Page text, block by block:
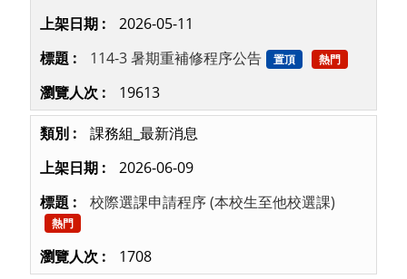
2026-05-11
114-3 暑期重補修程序公告
置頂 熱門
19613
課務組_最新消息
2026-06-09
校際選課申請程序 (本校生至他校選課)
熱門
1708